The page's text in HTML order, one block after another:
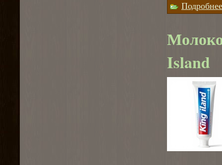
Подробнее
Island